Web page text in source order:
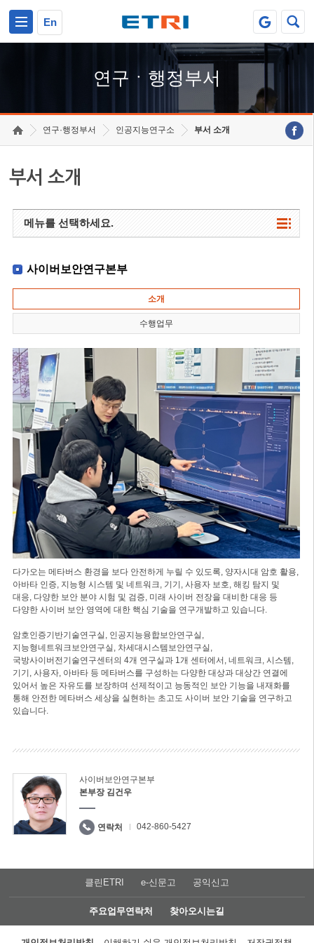
En
연구ㆍ행정부서
연구·행정부서 인공지능연구소 부서 소개
부서 소개
메뉴를 선택하세요.
사이버보안연구본부
소개
수행업무
다가오는 메타버스 환경을 보다 안전하게 누릴 수 있도록, 양자시대 암호 활용,
아바타 인증, 지능형 시스템 및 네트워크, 기기, 사용자 보호, 해킹 탐지 및
대응, 다양한 보안 분야 시험 및 검증, 미래 사이버 전장을 대비한 대응 등
다양한 사이버 보안 영역에 대한 핵심 기술을 연구개발하고 있습니다.
암호인증기반기술연구실, 인공지능융합보안연구실,
지능형네트워크보안연구실, 차세대시스템보안연구실,
국방사이버전기술연구센터의 4개 연구실과 1개 센터에서, 네트워크, 시스템,
기기, 사용자, 아바타 등 메타버스를 구성하는 다양한 대상과 대상간 연결에
있어서 높은 자유도를 보장하며 선제적이고 능동적인 보안 기능을 내재화를
통해 안전한 메타버스 세상을 실현하는 초고도 사이버 보안 기술을 연구하고
있습니다.
사이버보안연구본부
본부장 김건우
연락처 042-860-5427
클린ETRI e-신문고 공익신고
주요업무연락처 찾아오시는길